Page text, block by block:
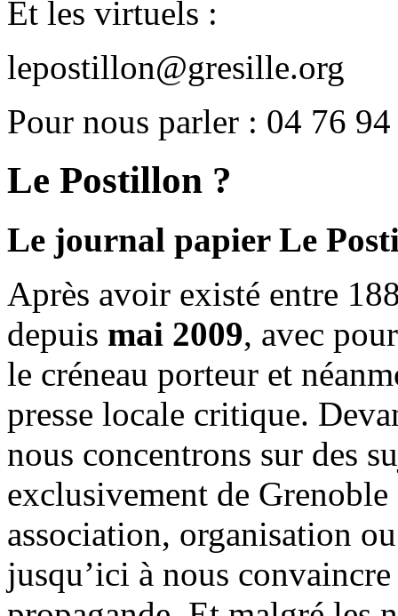
Et les virtuels :
lepostillon@gresille.org
Pour nous parler : 04 76
Le Postillon ?
Le journal papier Le
Après avoir existé entre
depuis mai 2009, avec
le créneau porteur et
presse locale critique.
nous concentrons sur des
exclusivement de
association, organisation
jusqu’ici à nous